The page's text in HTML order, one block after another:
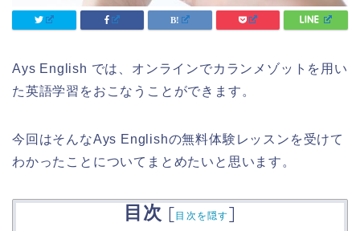
Ays English では、オンラインでカランメゾットを用い
た英語学習をおこなうことができます。
今回はそんなAys Englishの無料体験レッスンを受けて
わかったことについてまとめたいと思います。
目次 [目次を隠す]